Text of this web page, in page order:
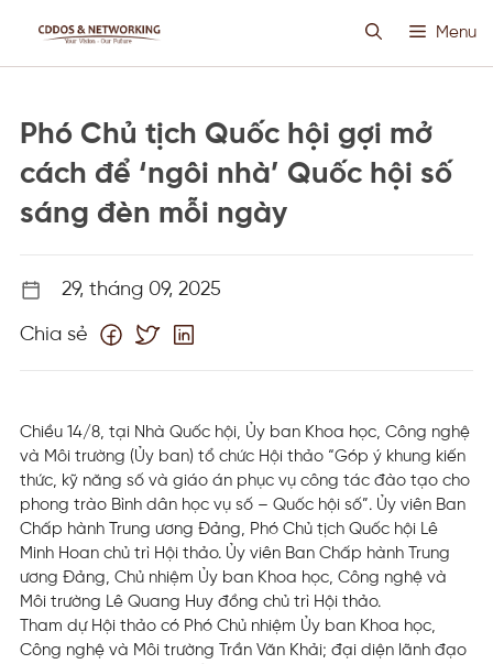
Menu
CLOUD VPS
ANTI DDOS
PROXY CUSTOM
TIN TỨC
Phó Chủ tịch Quốc hội gợi mở
cách để ‘ngôi nhà’ Quốc hội số
sáng đèn mỗi ngày
29, tháng 09, 2025
Chia sẻ
Chiều 14/8, tại Nhà Quốc hội, Ủy ban Khoa học, Công nghệ
và Môi trường (Ủy ban) tổ chức Hội thảo “Góp ý khung kiến
thức, kỹ năng số và giáo án phục vụ công tác đào tạo cho
phong trào Bình dân học vụ số – Quốc hội số”. Ủy viên Ban
Chấp hành Trung ương Đảng, Phó Chủ tịch Quốc hội Lê
Minh Hoan chủ trì Hội thảo. Ủy viên Ban Chấp hành Trung
ương Đảng, Chủ nhiệm Ủy ban Khoa học, Công nghệ và
Môi trường Lê Quang Huy đồng chủ trì Hội thảo.
Tham dự Hội thảo có Phó Chủ nhiệm Ủy ban Khoa học,
Công nghệ và Môi trường Trần Văn Khải; đại diện lãnh đạo